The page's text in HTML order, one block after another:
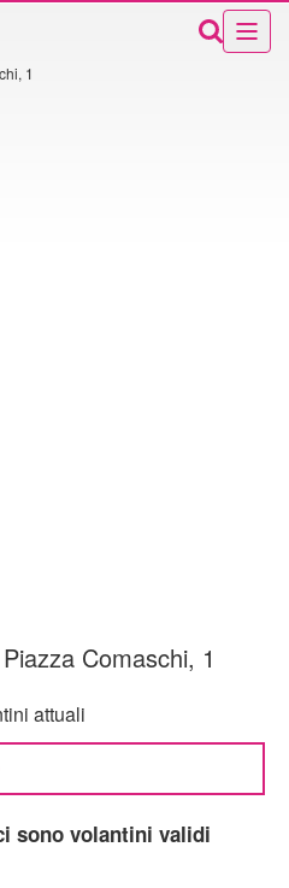
1
Comaschi, 1
attuali
sono volantini validi